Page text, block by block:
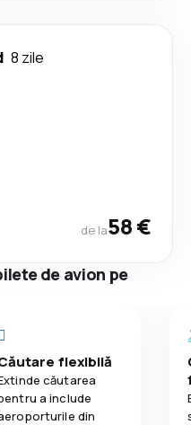
8 zile
de la58 €
de avion pe
flexibilă
căutarea
a include
din